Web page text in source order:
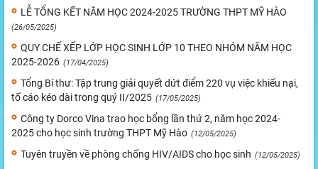
LỄ TỔNG KẾT NĂM HỌC 2024-2025 TRƯỜNG THPT MỸ HÀO
(26/05/2025)
QUY CHẾ XẾP LỚP HỌC SINH LỚP 10 THEO NHÓM NĂM HỌC
2025-2026 (17/04/2025)
Tổng Bí thư: Tập trung giải quyết dứt điểm 220 vụ việc khiếu nại,
tố cáo kéo dài trong quý II/2025 (17/05/2025)
Công ty Dorco Vina trao học bổng lần thứ 2, năm học 2024-
2025 cho học sinh trường THPT Mỹ Hào (12/05/2025)
Tuyên truyền về phòng chống HIV/AIDS cho học sinh (12/05/2025)